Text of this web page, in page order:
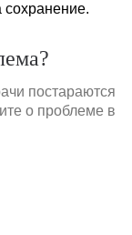
сохранение.
постараются
о проблеме в